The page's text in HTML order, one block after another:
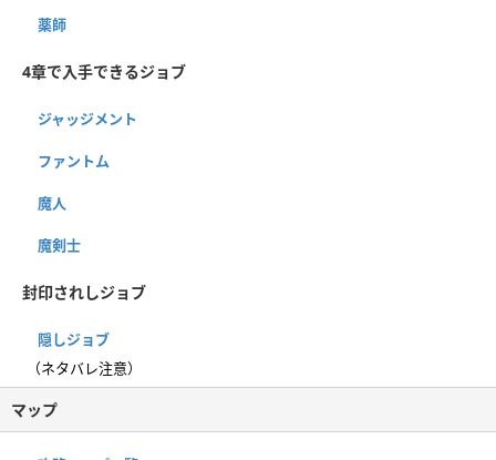
薬師
4章で入手できるジョブ
ジャッジメント
ファントム
魔人
魔剣士
封印されしジョブ
隠しジョブ
（ネタバレ注意）
マップ